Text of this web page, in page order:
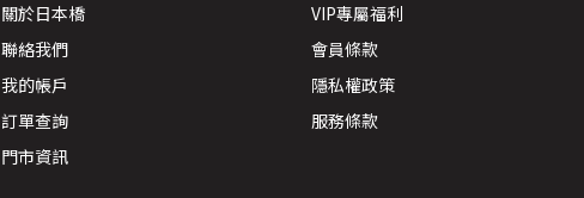
關於日本橋
聯絡我們
我的帳戶
訂單查詢
門市資訊
VIP專屬福利
會員條款
隱私權政策
服務條款